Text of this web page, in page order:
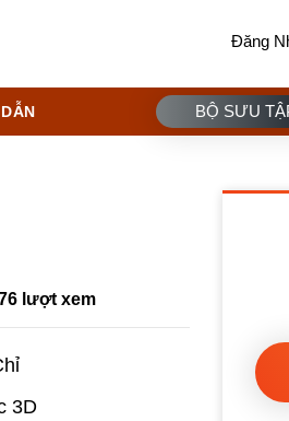
Đăng
BỘ SƯU
lượt xem
3D